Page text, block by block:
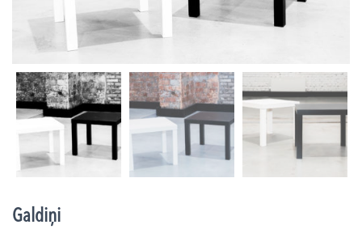
Galdiņi